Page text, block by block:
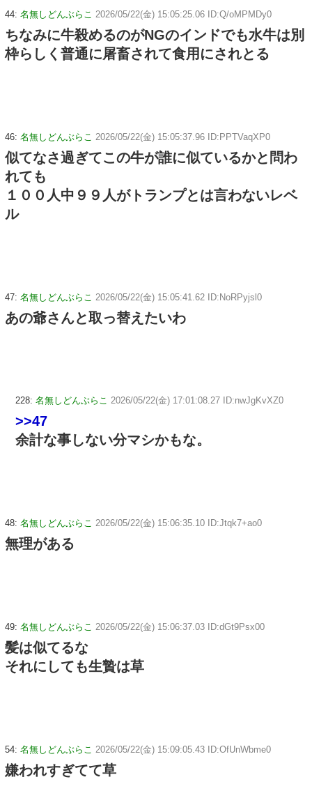
44: 名無しどんぶらこ 2026/05/22(金) 15:05:25.06 ID:Q/oMPMDy0
ちなみに牛殺めるのがNGのインドでも水牛は別
枠らしく普通に屠畜されて食用にされとる
46: 名無しどんぶらこ 2026/05/22(金) 15:05:37.96 ID:PPTVaqXP0
似てなさ過ぎてこの牛が誰に似ているかと問わ
れても
１００人中９９人がトランプとは言わないレベ
ル
47: 名無しどんぶらこ 2026/05/22(金) 15:05:41.62 ID:NoRPyjsl0
あの爺さんと取っ替えたいわ
228: 名無しどんぶらこ 2026/05/22(金) 17:01:08.27 ID:nwJgKvXZ0
>>47
余計な事しない分マシかもな。
48: 名無しどんぶらこ 2026/05/22(金) 15:06:35.10 ID:Jtqk7+ao0
無理がある
49: 名無しどんぶらこ 2026/05/22(金) 15:06:37.03 ID:dGt9Psx00
髪は似てるな
それにしても生贄は草
54: 名無しどんぶらこ 2026/05/22(金) 15:09:05.43 ID:OfUnWbme0
嫌われすぎてて草